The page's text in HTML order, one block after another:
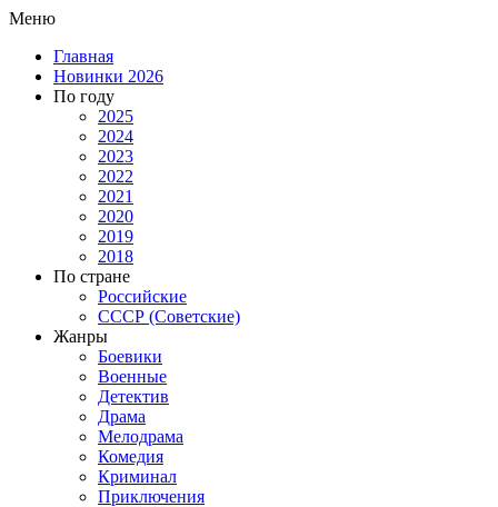
Меню
Главная
Новинки 2026
По году
2025
2024
2023
2022
2021
2020
2019
2018
По стране
Российские
СССР (Советские)
Жанры
Боевики
Военные
Детектив
Драма
Мелодрама
Комедия
Криминал
Приключения